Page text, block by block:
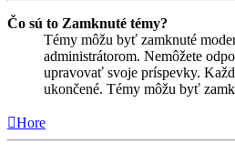
Čo sú to Zamknuté témy?
Témy môžu byť zamknuté
administrátorom. Nemôžete
upravovať svoje príspevky.
ukončené. Témy môžu byť
Hore